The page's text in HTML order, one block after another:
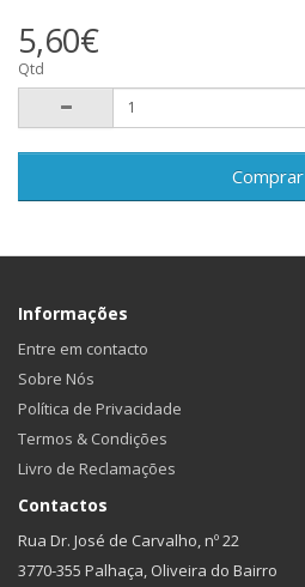
5,60€
Qtd
Comprar
Informações
Entre em contacto
Sobre Nós
Política de Privacidade
Termos & Condições
Livro de Reclamações
Contactos
Rua Dr. José de Carvalho, nº 22
3770-355 Palhaça, Oliveira do Bairro